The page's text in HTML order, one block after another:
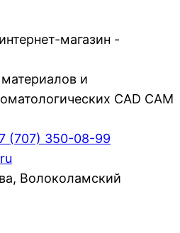
магазин -
и
CAD CAM
(707) 350-08-99
Волоколамский